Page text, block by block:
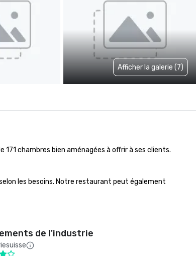
Afficher la galerie (7)
chambres bien aménagées à offrir à ses clients.
les besoins. Notre restaurant peut également
de l'industrie